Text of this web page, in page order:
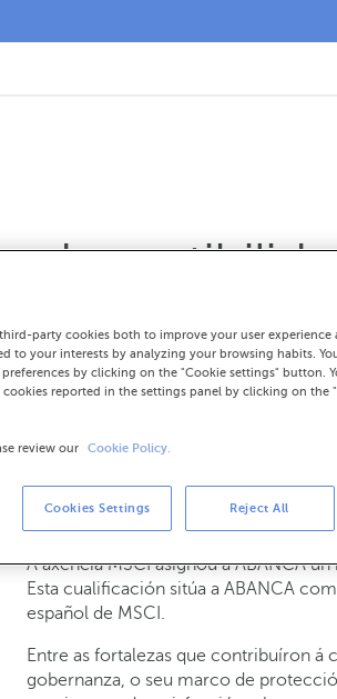
de
parte alta da categoría A
tres axencias de rating
SOSTENIBILIDAD
A axencia MSCI asignou a ABANCA
Esta cualificación sitúa a ABANCA
español de MSCI.
Entre as fortalezas que contribuíron á
gobernanza, o seu marco de
party cookies both to improve your user experience
to your interests by analyzing your browsing habits.
by clicking on the "Cookie settings" button.
reported in the settings panel by clicking on the
review our Cookie Policy.
Cookies Settings Reject All